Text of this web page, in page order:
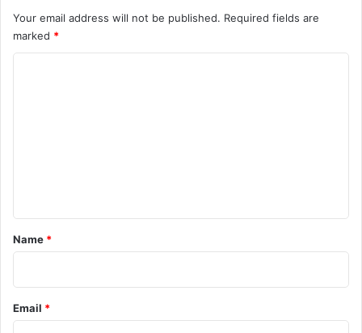
Your email address will not be published. Required fields are
marked *
*
Name *
Email *